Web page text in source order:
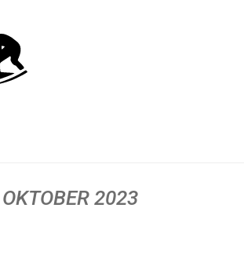
OKTOBER 2023